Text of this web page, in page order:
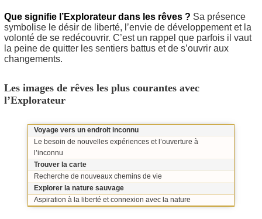
Que signifie l’Explorateur dans les rêves ? Sa présence
symbolise le désir de liberté, l’envie de développement et la
volonté de se redécouvrir. C’est un rappel que parfois il vaut
la peine de quitter les sentiers battus et de s’ouvrir aux
changements.
Les images de rêves les plus courantes avec
l’Explorateur
Voyage vers un endroit inconnu
Le besoin de nouvelles expériences et l’ouverture à
l’inconnu
Trouver la carte
Recherche de nouveaux chemins de vie
Explorer la nature sauvage
Aspiration à la liberté et connexion avec la nature